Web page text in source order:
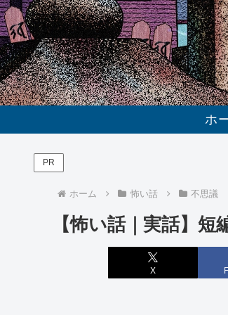
ホ
PR
ホーム 怖い話 不思議
【怖い話｜実話】短
X